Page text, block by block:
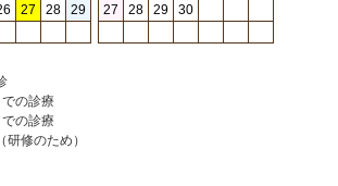
27 28
29
27
28 29 30
の診療
の診療
修のため）